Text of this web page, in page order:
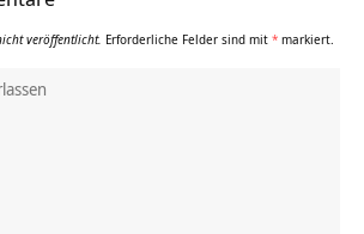
veröffentlicht. Erforderliche Felder sind mit * markiert.